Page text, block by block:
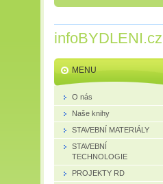
infoBYDLENI.cz
MENU
O nás
Naše knihy
STAVEBNÍ MATERIÁLY
STAVEBNÍ
TECHNOLOGIE
PROJEKTY RD